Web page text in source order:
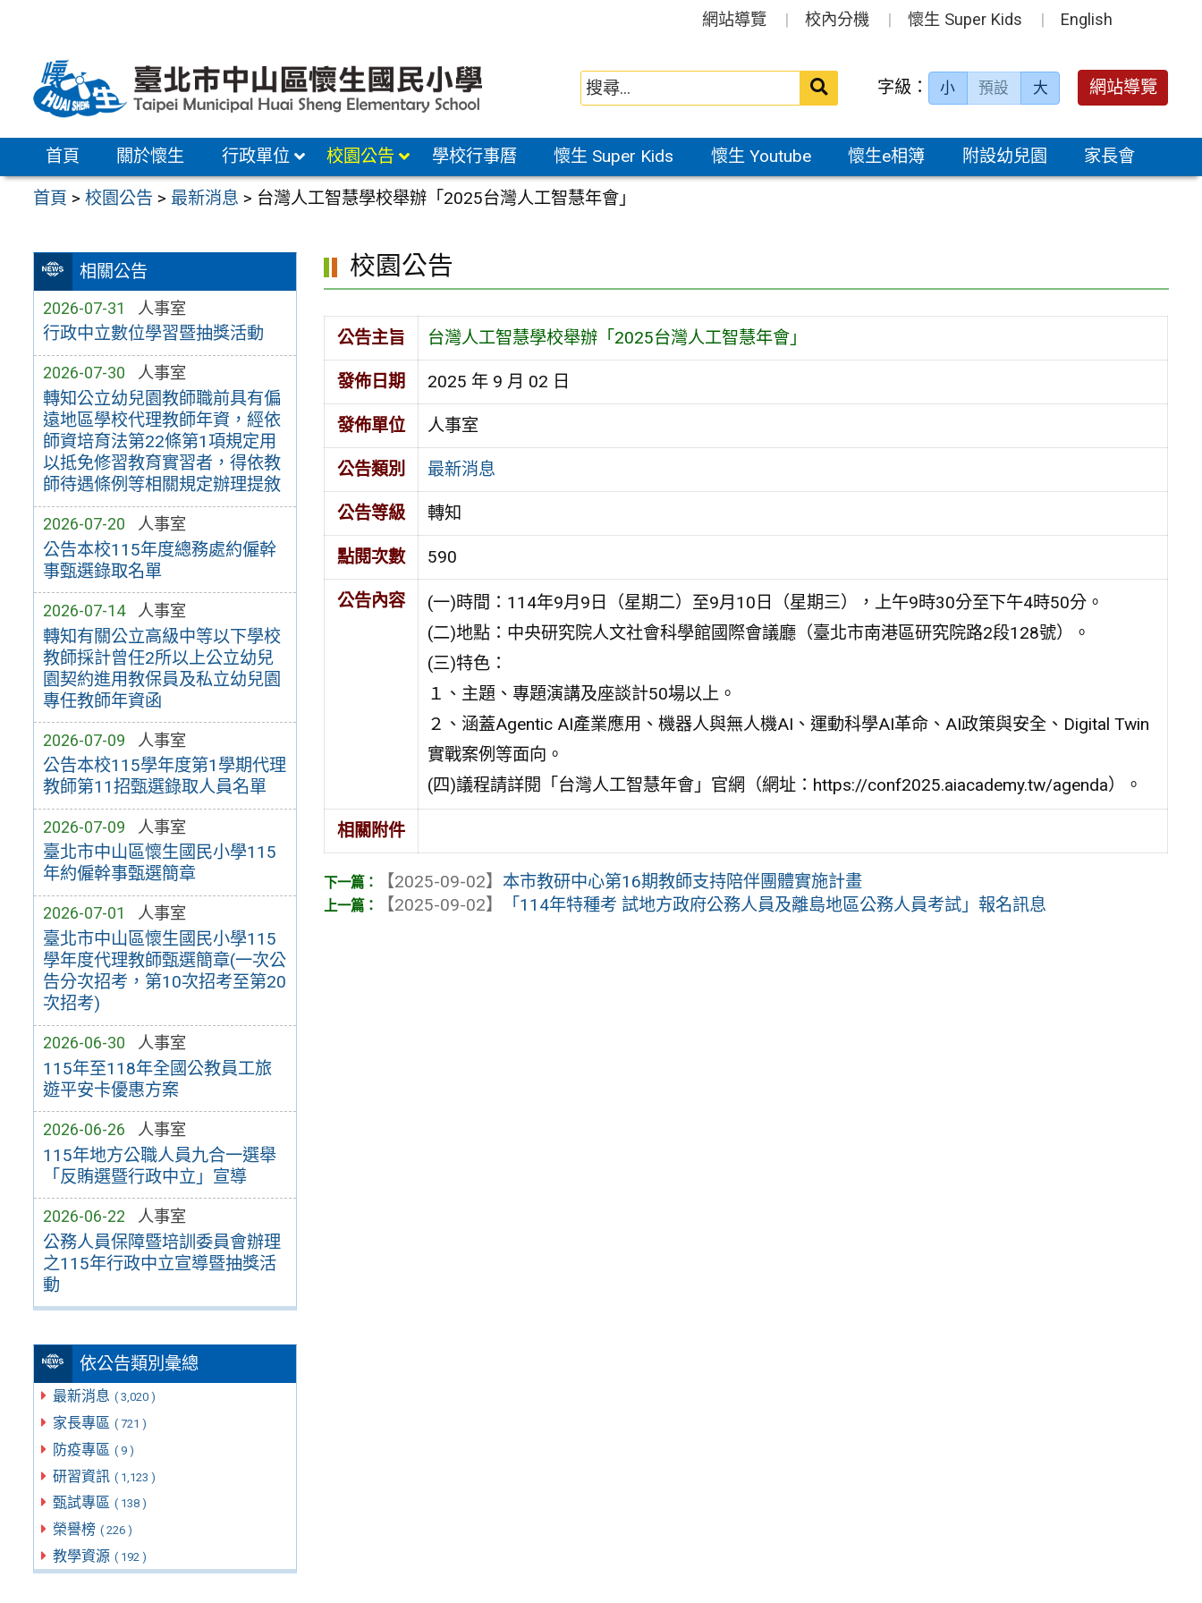
區
網站導覽 校內分機 懷生 Super Kids English
送出 字級： 小 預設 大 網站導覽
首頁 關於懷生 行政單位 校園公告 學校行事曆 懷生 Super Kids 懷生 Youtube 懷生e相簿 附設幼兒園 家長會
首頁 >校園公告 > 最新消息 > 台灣人工智慧學校舉辦「2025台灣人工智慧年會」
相關公告
2026-07-31 人事室
行政中立數位學習暨抽獎活動
2026-07-30 人事室
轉知公立幼兒園教師職前具有偏
遠地區學校代理教師年資，經依
師資培育法第22條第1項規定用
以抵免修習教育實習者，得依教
師待遇條例等相關規定辦理提敘
2026-07-20 人事室
公告本校115年度總務處約僱幹
事甄選錄取名單
2026-07-14 人事室
轉知有關公立高級中等以下學校
教師採計曾任2所以上公立幼兒
園契約進用教保員及私立幼兒園
專任教師年資函
2026-07-09 人事室
公告本校115學年度第1學期代理
教師第11招甄選錄取人員名單
2026-07-09 人事室
臺北市中山區懷生國民小學115
年約僱幹事甄選簡章
2026-07-01 人事室
臺北市中山區懷生國民小學115
學年度代理教師甄選簡章(一次公
告分次招考，第10次招考至第20
次招考)
2026-06-30 人事室
115年至118年全國公教員工旅
遊平安卡優惠方案
2026-06-26 人事室
115年地方公職人員九合一選舉
「反賄選暨行政中立」宣導
2026-06-22 人事室
公務人員保障暨培訓委員會辦理
之115年行政中立宣導暨抽獎活
動
依公告類別彙總
最新消息 ( 3,020 )
家長專區 ( 721 )
防疫專區 ( 9 )
研習資訊 ( 1,123 )
甄試專區 ( 138 )
榮譽榜 ( 226 )
教學資源 ( 192 )
校園公告
公告主旨 台灣人工智慧學校舉辦「2025台灣人工智慧年會」
發佈日期 2025 年 9 月 02 日
發佈單位 人事室
公告類別 最新消息
公告等級 轉知
點閱次數 590
公告內容
(一)時間：114年9月9日（星期二）至9月10日（星期三），上午9時30分至下午4時50分。
(二)地點：中央研究院人文社會科學館國際會議廳（臺北市南港區研究院路2段128號）。
(三)特色：
１、主題、專題演講及座談計50場以上。
２、涵蓋Agentic AI產業應用、機器人與無人機AI、運動科學AI革命、AI政策與安全、Digital Twin
實戰案例等面向。
(四)議程請詳閱「台灣人工智慧年會」官網（網址：https://conf2025.aiacademy.tw/agenda）。
相關附件
【2025-09-02】 本市教研中心第16期教師支持陪伴團體實施計畫
【2025-09-02】
「114年特種考 試地方政府公務人員及離島地區公務人員考試」報名訊息